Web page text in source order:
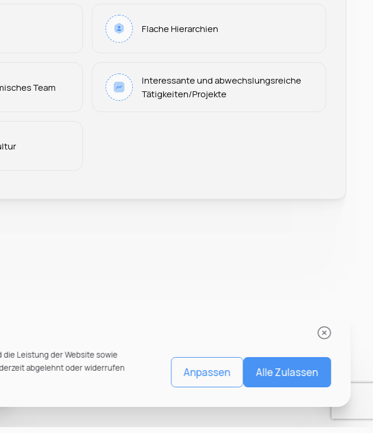
Flache Hierarchien
Team
Interessante und abwechslungsreiche
Tätigkeiten/Projekte
Leistung der Website sowie
abgelehnt oder widerrufen
Anpassen Alle Zulassen